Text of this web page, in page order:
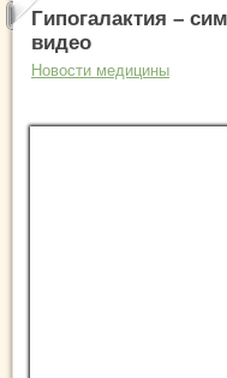
Гипогалактия –
видео
Новости медицины